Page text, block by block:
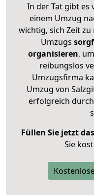
In der Tat gibt es
einem Umzug
wichtig, sich Zeit zu
Umzugs
organisieren,
reibungslos
Umzugsfirma
Umzug von
erfolgreich
Füllen Sie jetzt
Sie